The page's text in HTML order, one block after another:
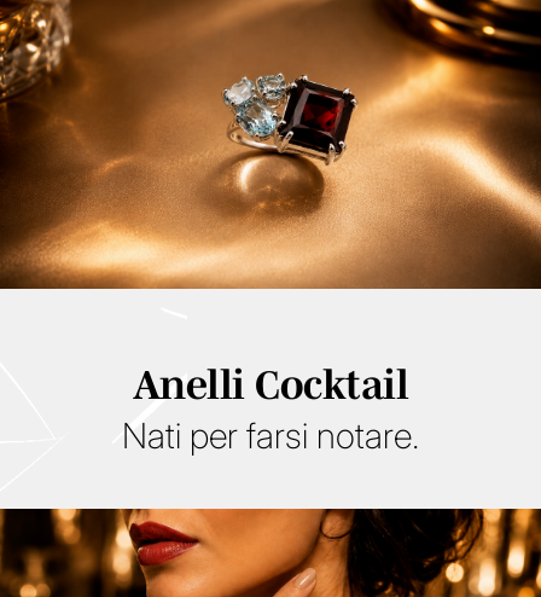
Zodiaco
Soffio
Petit Fleur
Details
Winter Collection
Anelli Cocktail
Nati per farsi notare.